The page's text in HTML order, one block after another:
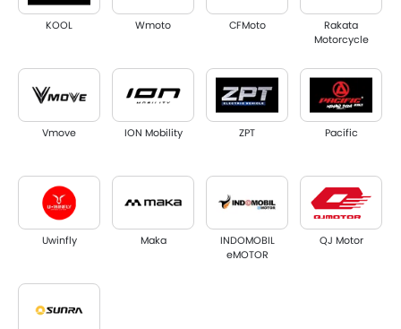
KOOL Wmoto CFMoto
Rakata
Motorcycle
Vmove ION Mobility ZPT Pacific
Uwinfly Maka
INDOMOBIL
eMOTOR
QJ Motor